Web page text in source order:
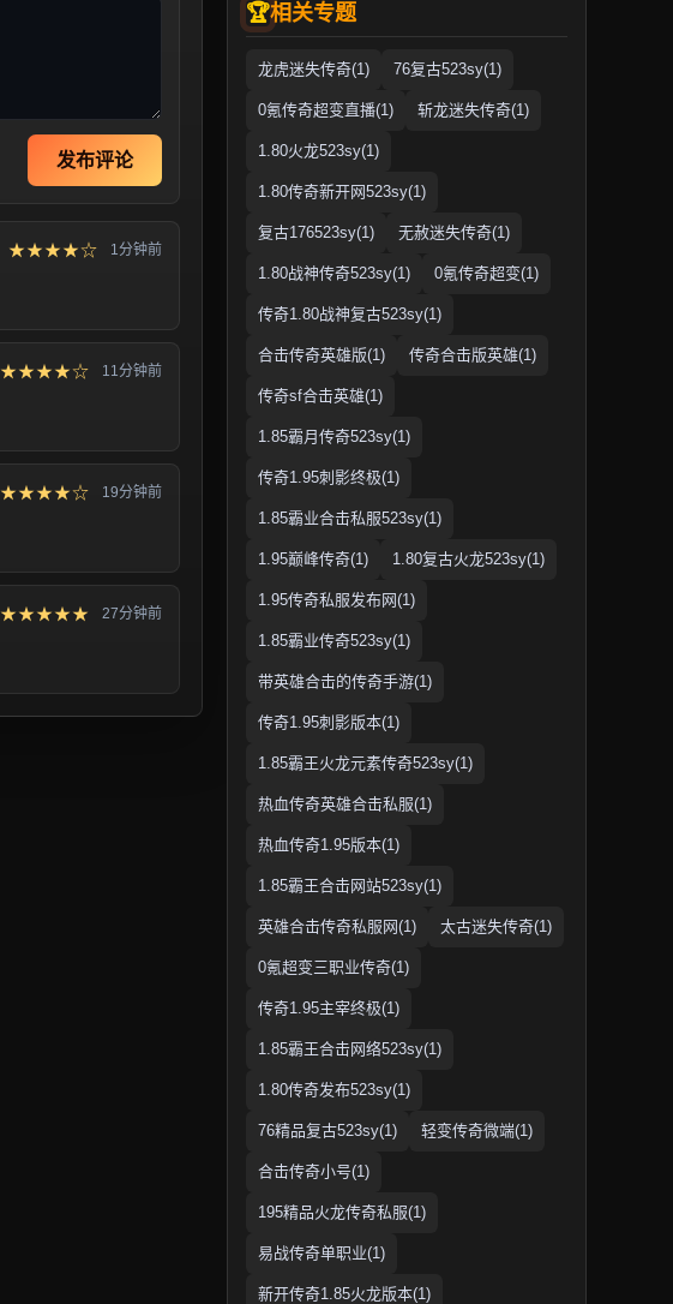
发布评论
★★★★☆ 1分钟前
★★★★☆ 11分钟前
★★★★☆ 19分钟前
★★★★★ 27分钟前
相关专题
龙虎迷失传奇(1) 76复古523sy(1)
0氪传奇超变直播(1) 斩龙迷失传奇(1)
1.80火龙523sy(1)
1.80传奇新开网523sy(1)
复古176523sy(1) 无赦迷失传奇(1)
1.80战神传奇523sy(1) 0氪传奇超变(1)
传奇1.80战神复古523sy(1)
合击传奇英雄版(1) 传奇合击版英雄(1)
传奇sf合击英雄(1)
1.85霸月传奇523sy(1)
传奇1.95刺影终极(1)
1.85霸业合击私服523sy(1)
1.95巅峰传奇(1) 1.80复古火龙523sy(1)
1.95传奇私服发布网(1)
1.85霸业传奇523sy(1)
带英雄合击的传奇手游(1)
传奇1.95刺影版本(1)
1.85霸王火龙元素传奇523sy(1)
热血传奇英雄合击私服(1)
热血传奇1.95版本(1)
1.85霸王合击网站523sy(1)
英雄合击传奇私服网(1) 太古迷失传奇(1)
0氪超变三职业传奇(1)
传奇1.95主宰终极(1)
1.85霸王合击网络523sy(1)
1.80传奇发布523sy(1)
76精品复古523sy(1) 轻变传奇微端(1)
合击传奇小号(1)
195精品火龙传奇私服(1)
易战传奇单职业(1)
新开传奇1.85火龙版本(1)